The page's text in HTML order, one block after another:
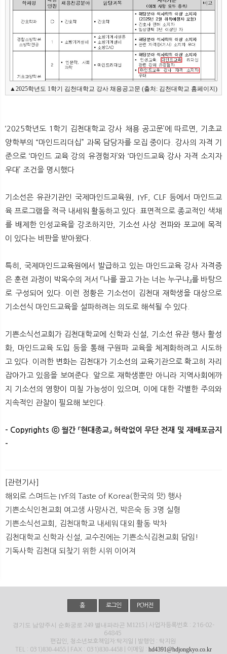
▲2025학년도 1학기 김천대학교 강사 채용공고문 (출처: 김천대학교 홈페이지)
‘2025학년도 1학기 김천대학교 강사 채용 공고문’에 따르면, 기초교
양학부의 “마인드리더십” 과목 담당자를 모집 중이다. 강사의 자격 기
준으로 ‘마인드 교육 강의 유경험자’와 ‘마인드교육 강사 자격 소지자
우대’ 조건을 명시했다
기소선은 유관기관인 국제마인드교육원, IYF, CLF 등에서 마인드교
육 프로그램을 적극 내세워 활동하고 있다. 표면적으로 종교적인 색채
를 배제한 인성교육을 강조하지만, 기소선 사상 전파와 포교에 목적
이 있다는 비판을 받아왔다.
특히, 국제마인드교육원에서 발급하고 있는 마인드교육 강사 자격증
은 훈련 과정이 박옥수의 저서 『나를 끌고 가는 너는 누구냐』를 바탕으
로 구성되어 있다. 이런 정황은 기소선이 김천대 재학생을 대상으로
기소선식 마인드교육을 설파하려는 의도로 해석될 수 있다.
기쁜소식선교회가 김천대학교에 신학과 신설, 기소선 유관 행사 활성
화, 마인드교육 도입 등을 통해 구원파 교육을 체계화하려고 시도하
고 있다. 이러한 변화는 김천대가 기소선의 교육기관으로 확고히 자리
잡아가고 있음을 보여준다. 앞으로 재학생뿐만 아니라 지역사회에까
지 기소선의 영향이 미칠 가능성이 있으며, 이에 대한 각별한 주의와
지속적인 관찰이 필요해 보인다.
- Copyrights ⓒ 월간 「현대종교」 허락없이 무단 전재 및 재배포금지
-
[관련기사]
해외로 스며드는 IYF의 Taste of Korea(한국의 맛) 행사
기쁜소식인천교회 여고생 사망사건, 박은숙 등 3명 실형
기쁜소식선교회, 김천대학교 내세워 대외 활동 박차
김천대학교 신학과 신설, 교수진에는 기쁜소식김천교회 담임!
기독사학 김천대 되찾기 위한 시위 이어져
홈 로그인 PC버전
경기도 남양주시 순화궁로 249 별내파라곤 M1215 | 사업자등록번호 : 216-02-
64845
편집인, 청소년보호책임자:탁지일 | 발행인 : 탁지원
TEL : 031)830-4455 | FAX : 031)830-4458 | 이메일 : hd4391@hdjongkyo.co.kr